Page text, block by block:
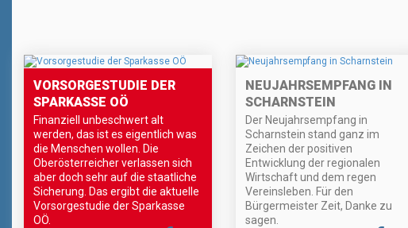
VORSORGESTUDIE DER
SPARKASSE OÖ
Finanziell unbeschwert alt
werden, das ist es eigentlich was
die Menschen wollen. Die
Oberösterreicher verlassen sich
aber doch sehr auf die staatliche
Sicherung. Das ergibt die aktuelle
Vorsorgestudie der Sparkasse
OÖ.
NEUJAHRSEMPFANG IN
SCHARNSTEIN
Der Neujahrsempfang in
Scharnstein stand ganz im
Zeichen der positiven
Entwicklung der regionalen
Wirtschaft und dem regen
Vereinsleben. Für den
Bürgermeister Zeit, Danke zu
sagen.